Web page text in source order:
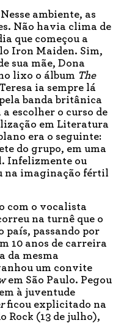
ambiente, as
Não havia clima de
que começou a
Iron Maiden. Sim,
sua mãe, Dona
lixo o álbum The
ia sempre lá
banda britânica
escolher o curso de
em Literatura
era o seguinte:
do grupo, em uma
Infelizmente ou
na imaginação fértil
com o vocalista
na turnê que o
país, passando por
10 anos de carreira
da mesma
um convite
em São Paulo. Pegou
à juventude
ficou explicitado na
Rock (13 de julho),